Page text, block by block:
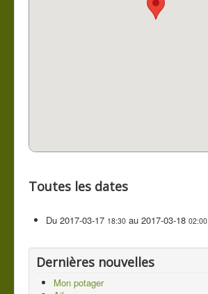
Toutes les dates
Du 2017-03-17 18:30 au 2017-03-18 02:00
Dernières nouvelles
Mon potager